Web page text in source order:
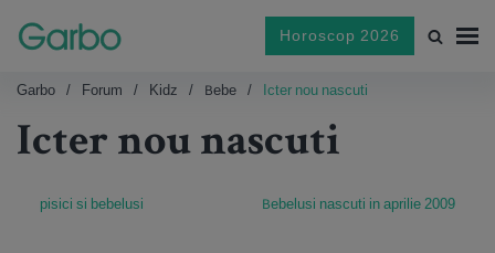
Horoscop 2026
Garbo Forum Kidz Bebe Icter nou nascuti
Icter nou nascuti
pisici si bebelusi Bebelusi nascuti in aprilie 2009